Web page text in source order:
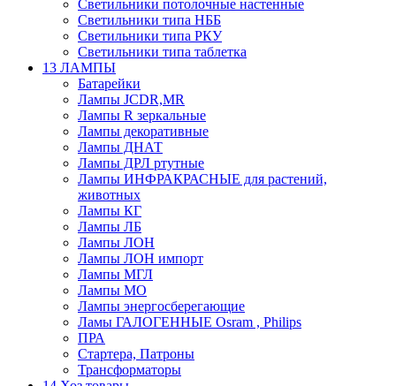
Светильники потолочные настенные
Светильники типа НББ
Светильники типа РКУ
Светильники типа таблетка
13 ЛАМПЫ
Батарейки
Лампы JCDR,MR
Лампы R зеркальные
Лампы декоративные
Лампы ДНАТ
Лампы ДРЛ ртутные
Лампы ИНФРАКРАСНЫЕ для растений,
животных
Лампы КГ
Лампы ЛБ
Лампы ЛОН
Лампы ЛОН импорт
Лампы МГЛ
Лампы МО
Лампы энергосберегающие
Ламы ГАЛОГЕННЫЕ Osram , Philips
ПРА
Стартера, Патроны
Трансформаторы